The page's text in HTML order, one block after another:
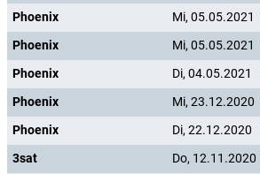
Phoenix Mi, 05.05.2021
Phoenix
Mi, 05.05.2021
Phoenix
Di, 04.05.2021
Phoenix
Mi, 23.12.2020
Phoenix
Di, 22.12.2020
3sat
Do, 12.11.2020